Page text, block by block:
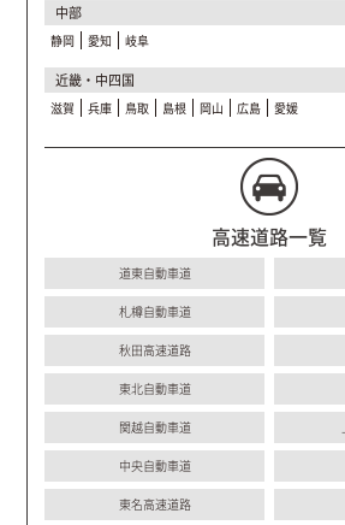
中部
静岡 愛知 岐阜
近畿・中四国
滋賀 兵庫 鳥取 島根 岡山 広島 愛媛
高速道路一覧
道東自動車道
札樽自動車道
秋田高速道路
東北自動車道
関越自動車道
中央自動車道
東名高速道路